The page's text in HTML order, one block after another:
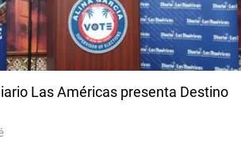
Las Américas presenta Destino